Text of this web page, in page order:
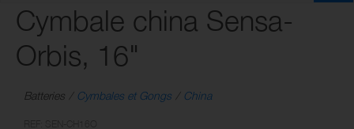
Cymbale china Sensa-
Orbis, 16"
Batteries Cymbales et Gongs China